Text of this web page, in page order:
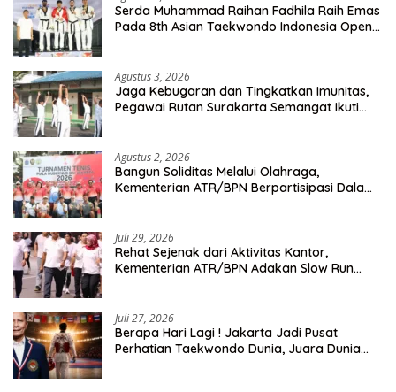
Serda Muhammad Raihan Fadhila Raih Emas
Pada 8th Asian Taekwondo Indonesia Open
Agustus 3, 2026
Jaga Kebugaran dan Tingkatkan Imunitas,
Pegawai Rutan Surakarta Semangat Ikuti
Agustus 2, 2026
Bangun Soliditas Melalui Olahraga,
Kementerian ATR/BPN Berpartisipasi Dalam
Juli 29, 2026
Rehat Sejenak dari Aktivitas Kantor,
Kementerian ATR/BPN Adakan Slow Run
Juli 27, 2026
Berapa Hari Lagi ! Jakarta Jadi Pusat
Perhatian Taekwondo Dunia, Juara Dunia